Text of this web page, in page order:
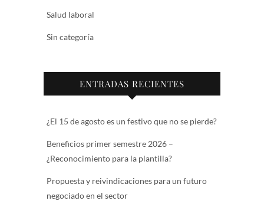
Salud laboral
Sin categoría
ENTRADAS RECIENTES
¿El 15 de agosto es un festivo que no se pierde?
Beneficios primer semestre 2026 –
¿Reconocimiento para la plantilla?
Propuesta y reivindicaciones para un futuro
negociado en el sector